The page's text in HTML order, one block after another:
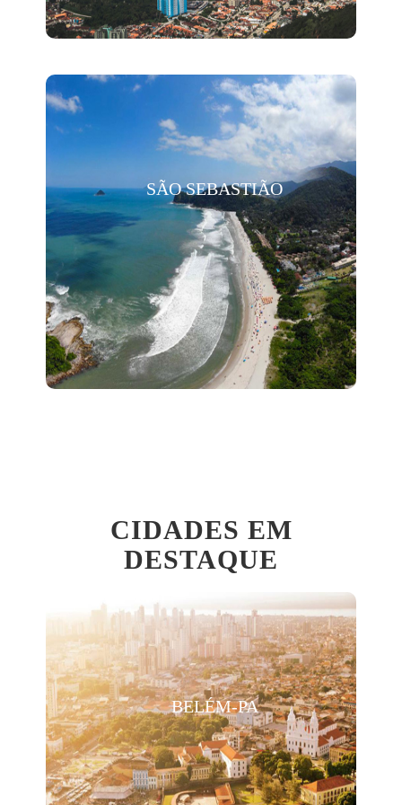
SÃO SEBASTIÃO
CIDADES EM
DESTAQUE
BELÉM-PA